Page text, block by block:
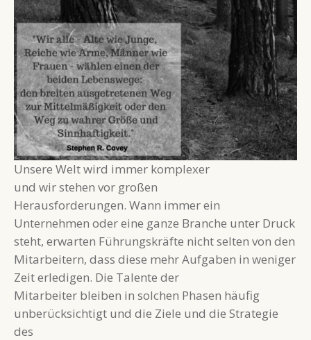
Unsere Welt wird immer komplexer
und wir stehen vor großen
Herausforderungen. Wann immer ein
Unternehmen oder eine ganze Branche unter Druck
steht, erwarten Führungskräfte nicht selten von den
Mitarbeitern, dass diese mehr Aufgaben in weniger
Zeit erledigen. Die Talente der
Mitarbeiter bleiben in solchen Phasen häufig
unberücksichtigt und die Ziele und die Strategie
des